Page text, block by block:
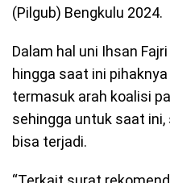
(Pilgub) Bengkulu 2024.
Dalam hal uni Ihsan
hingga saat ini
termasuk arah koalisi
sehingga untuk saat
bisa terjadi.